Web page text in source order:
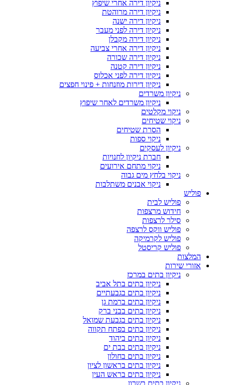
ניקיון דירה אחרי שיפוץ
ניקיון דירה מרוהטת
ניקיון דירה ישנה
ניקיון דירה לפני מעבר
ניקיון דירה מקבלן
ניקיון דירה אחרי צביעה
ניקיון דירה שכורה
ניקיון דירה קטנה
ניקיון דירה לפני אכלוס
ניקיון דירות מוזנחות + פינוי חפצים
ניקיון משרדים
ניקיון משרדים לאחר שיפוץ
ניקוי מקלטים
ניקוי שטיחים
הסרת שטיחים
ניקוי ספות
ניקיון לעסקים
חברת ניקיון לחנויות
ניקוי מתחם אירועים
ניקוי בלחץ מים גבוה
ניקוי אבנים משתלבות
פוליש
פוליש לבית
חידוש מרצפות
סילר לרצפות
פוליש ווקס לרצפה
פוליש לקרמיקה
פוליש קריסטל
המלצות
אזורי שירות
ניקיון בתים במרכז
ניקיון בתים בתל אביב
ניקיון בתים בגבעתיים
ניקיון בתים ברמת גן
ניקיון בתים בבני ברק
ניקיון בתים בגבעת שמואל
ניקיון בתים בפתח תקווה
ניקיון בתים ביהוד
ניקיון בתים בבת ים
ניקיון בתים בחולון
ניקיון בתים בראשון לציון
ניקיון בתים בראש העין